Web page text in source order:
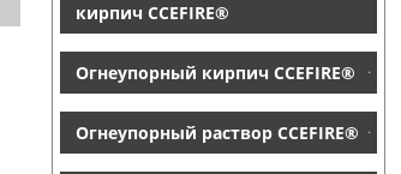
кирпич CCEFIRE®
Огнеупорный кирпич CCEFIRE®
Огнеупорный раствор CCEFIRE®